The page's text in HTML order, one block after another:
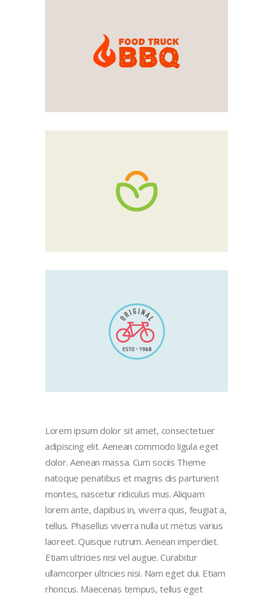
Lorem ipsum dolor sit amet, consectetuer
adipiscing elit. Aenean commodo ligula eget
dolor. Aenean massa. Cum sociis Theme
natoque penatibus et magnis dis parturient
montes, nascetur ridiculus mus. Aliquam
lorem ante, dapibus in, viverra quis, feugiat a,
tellus. Phasellus viverra nulla ut metus varius
laoreet. Quisque rutrum. Aenean imperdiet.
Etiam ultricies nisi vel augue. Curabitur
ullamcorper ultricies nisi. Nam eget dui. Etiam
rhoncus. Maecenas tempus, tellus eget